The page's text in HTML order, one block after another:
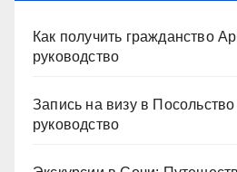
Как получить гражданство
руководство
Запись на визу в
руководство